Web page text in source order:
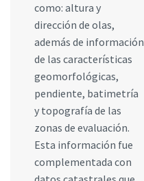
como: altura y
dirección de olas,
además de información
de las características
geomorfológicas,
pendiente, batimetría
y topografía de las
zonas de evaluación.
Esta información fue
complementada con